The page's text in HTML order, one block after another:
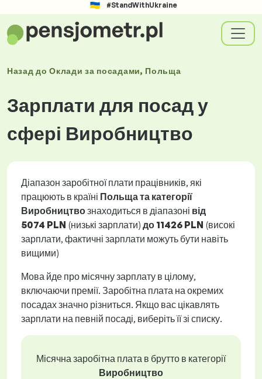
#StandWithUkraine
Назад доОкладиза посадами, Польща
Зарплати для посад у
сфері Виробництво
Діапазон заробітної плати працівників, які
працюють в країні Польща та категорії
Виробництвознаходиться в діапазоні від
5074 PLN (низькі зарплати) до 11426 PLN (високі
зарплати, фактичні зарплати можуть бути навіть
вищими)
Мова йде про місячну зарплату в цілому,
включаючи премії. Заробітна плата на окремих
посадах значно різниться. Якщо вас цікавлять
зарплати на певній посаді, виберіть її зі списку.
Місячна заробітна плата в брутто в категорії
Виробництво